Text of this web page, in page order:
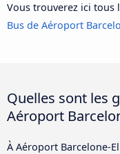
Vous trouverez ici tous
Bus de Aéroport
Quelles sont les
Aéroport
À Aéroport Barcelone-